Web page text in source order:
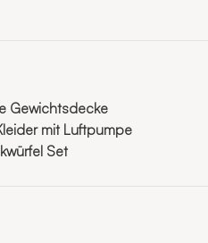
Gewichtsdecke
mit Luftpumpe
Set